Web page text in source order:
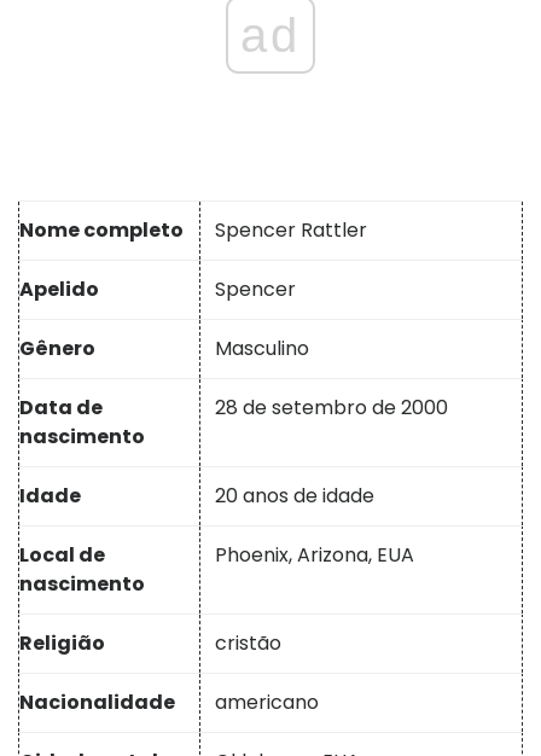
ad
Nome completo Spencer Rattler
Apelido Spencer
Gênero Masculino
Data de
nascimento
28 de setembro de 2000
Idade 20 anos de idade
Local de
nascimento
Phoenix, Arizona, EUA
Religião cristão
Nacionalidade americano